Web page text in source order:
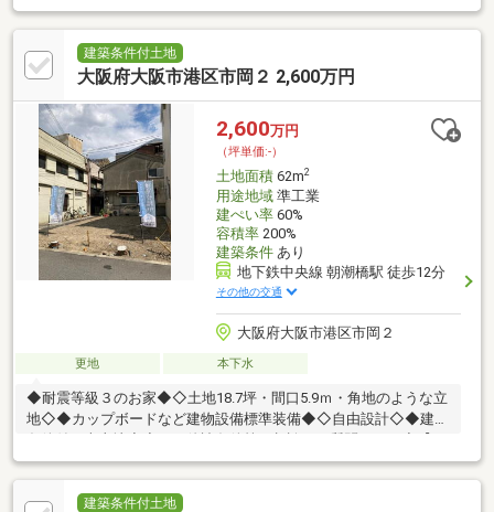
建築条件付土地
大阪府大阪市港区市岡２ 2,600万円
2,600万円
（坪単価:-）
土地面積62m2
用途地域準工業
建ぺい率60%
容積率200%
建築条件あり
地下鉄中央線 朝潮橋駅 徒歩12分
その他の交通
大阪府大阪市港区市岡２
更地 本下水
◆耐震等級３のお家◆◇土地18.7坪・間口5.9ｍ・角地のような立
地◇◆カップボードなど建物設備標準装備◆◇自由設計◇◆建築
条件付き売土地◆◇その他諸条件等ご相談、ご質問下さい◇【ご
返済例】物件価格／４，５８０万円 頭金０円。ボーナス払いな
し。 月々のお支払額 １１３，１２１円借入金／４，５
８０万円 金利/０．８７５％ 借入期間/４０年住宅ローンにつ
建築条件付土地